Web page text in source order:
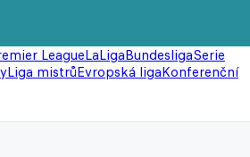
LeagueLaLigaBundesligaSerie
Liga mistrůEvropská ligaKonferenční